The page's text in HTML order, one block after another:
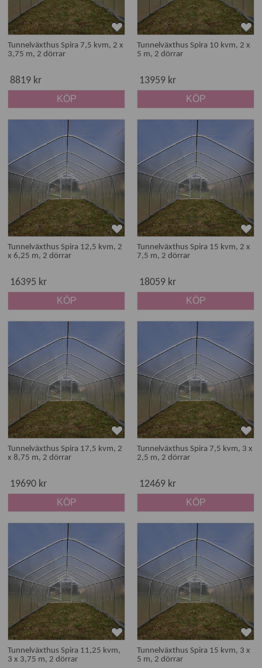
Tunnelväxthus Spira 7,5 kvm, 2 x
3,75 m, 2 dörrar
8819 kr
KÖP
Tunnelväxthus Spira 10 kvm, 2 x
5 m, 2 dörrar
13959 kr
KÖP
Tunnelväxthus Spira 12,5 kvm, 2
x 6,25 m, 2 dörrar
16395 kr
KÖP
Tunnelväxthus Spira 15 kvm, 2 x
7,5 m, 2 dörrar
18059 kr
KÖP
Tunnelväxthus Spira 17,5 kvm, 2
x 8,75 m, 2 dörrar
19690 kr
KÖP
Tunnelväxthus Spira 7,5 kvm, 3 x
2,5 m, 2 dörrar
12469 kr
KÖP
Tunnelväxthus Spira 11,25 kvm,
3 x 3,75 m, 2 dörrar
Tunnelväxthus Spira 15 kvm, 3 x
5 m, 2 dörrar